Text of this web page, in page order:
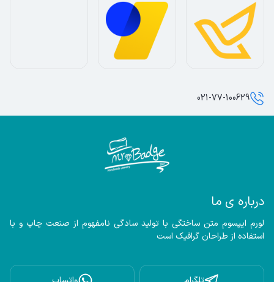
درباره ی ما
استفاده از طراحان گرافیک است
021-77-100629